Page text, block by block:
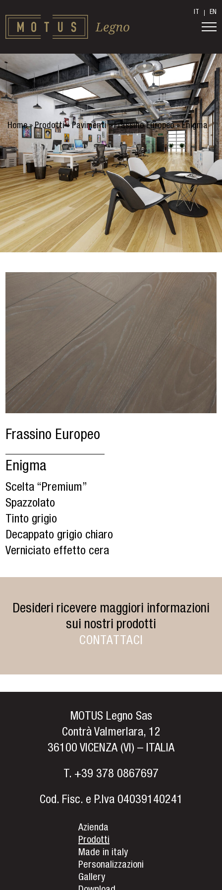
IT EN
Home»Prodotti»Pavimenti»Frassino Europeo»Enigma
Frassino Europeo
Enigma
Scelta “Premium”
Spazzolato
Tinto grigio
Decappato grigio chiaro
Verniciato effetto cera
Desideri ricevere maggiori informazioni
sui nostri prodotti
CONTATTACI
MOTUS Legno Sas
Contrà Valmerlara, 12
36100 VICENZA (VI) – ITALIA
T. +39 378 0867697
Cod. Fisc. e P.Iva 04039140241
Azienda
Prodotti
Made in italy
Personalizzazioni
Gallery